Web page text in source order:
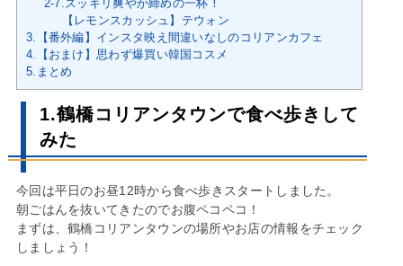
2-7.スッキリ爽やか締めの一杯！
【レモンスカッシュ】テウォン
3.【番外編】インスタ映え間違いなしのコリアンカフェ
4.【おまけ】思わず爆買い韓国コスメ
5.まとめ
1.鶴橋コリアンタウンで食べ歩きして
みた
今回は平日のお昼12時から食べ歩きスタートしました。
朝ごはんを抜いてきたのでお腹ペコペコ！
まずは、鶴橋コリアンタウンの場所やお店の情報をチェック
しましょう！